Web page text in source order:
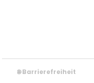
🌐Barrierefreiheit